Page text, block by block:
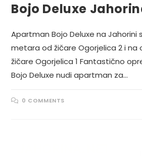
Bojo Deluxe
Apartman Bojo Deluxe na Jahorini
metara od žičare Ogorjelica 2 i na
žičare Ogorjelica 1 Fantastično
Bojo Deluxe nudi apartman za…
0 COMMENTS